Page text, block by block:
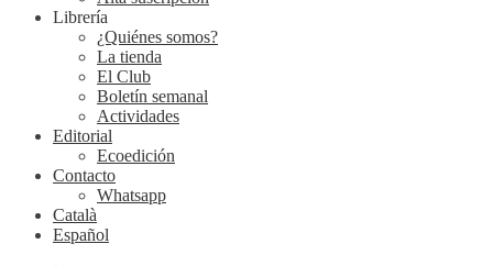
Librería
¿Quiénes somos?
La tienda
El Club
Boletín semanal
Actividades
Editorial
Ecoedición
Contacto
Whatsapp
Català
Español